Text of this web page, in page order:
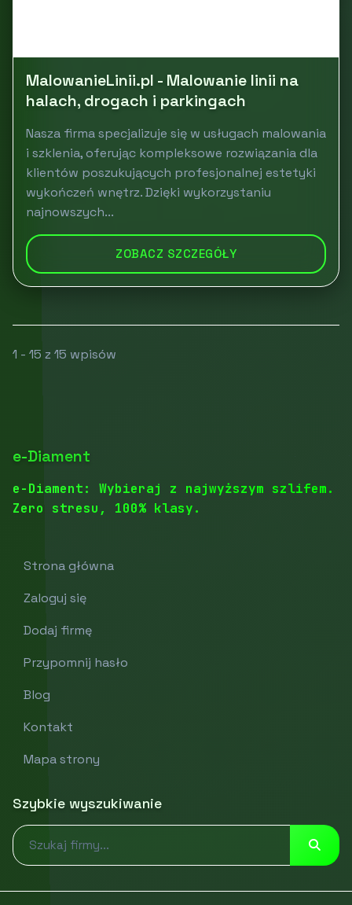
MalowanieLinii.pl - Malowanie linii na
halach, drogach i parkingach
Nasza firma specjalizuje się w usługach malowania
i szklenia, oferując kompleksowe rozwiązania dla
klientów poszukujących profesjonalnej estetyki
wykończeń wnętrz. Dzięki wykorzystaniu
najnowszych...
ZOBACZ SZCZEGÓŁY
1 - 15 z 15 wpisów
e-Diament
e-Diament: Wybieraj z najwyższym szlifem.
Zero stresu, 100% klasy.
Strona główna
Zaloguj się
Dodaj firmę
Przypomnij hasło
Blog
Kontakt
Mapa strony
Szybkie wyszukiwanie